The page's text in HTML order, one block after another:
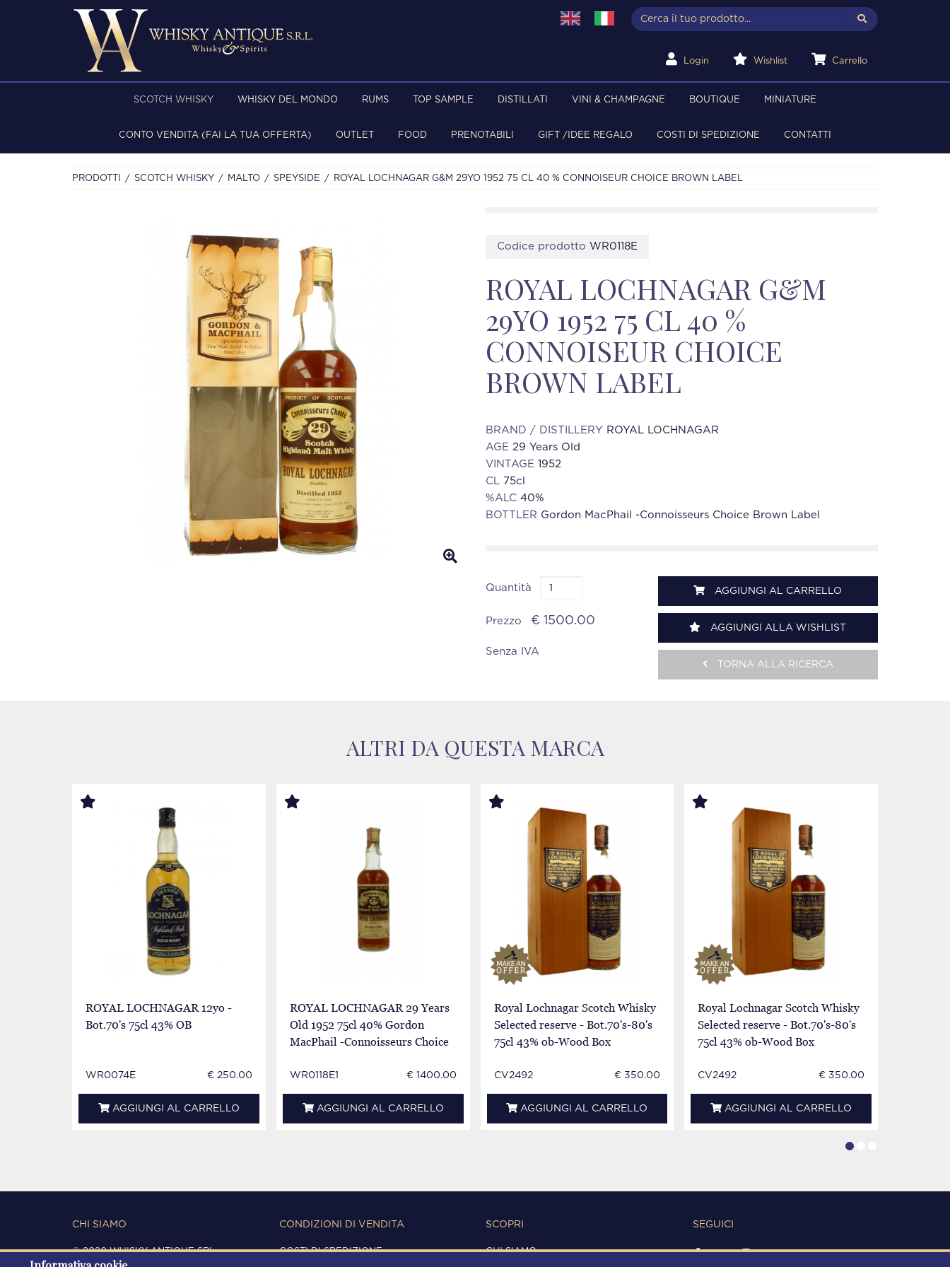
Login Wishlist Carrello
SCOTCH WHISKY WHISKY DEL MONDO RUMS TOP SAMPLE DISTILLATI VINI & CHAMPAGNE BOUTIQUE MINIATURE
CONTO VENDITA (FAI LA TUA OFFERTA) OUTLET FOOD PRENOTABILI GIFT /IDEE REGALO COSTI DI SPEDIZIONE CONTATTI
PRODOTTI SCOTCH WHISKY MALTO SPEYSIDE ROYAL LOCHNAGAR G&M 29YO 1952 75 CL 40 % CONNOISEUR CHOICE BROWN LABEL
Codice prodotto WR0118E
ROYAL LOCHNAGAR G&M
29YO 1952 75 CL 40 %
CONNOISEUR CHOICE
BROWN LABEL
BRAND / DISTILLERY ROYAL LOCHNAGAR
AGE 29 Years Old
VINTAGE 1952
CL 75cl
%ALC 40%
BOTTLER Gordon MacPhail -Connoisseurs Choice Brown Label
Quantità
Prezzo € 1500.00
Senza IVA
AGGIUNGI AL CARRELLO
AGGIUNGI ALLA WISHLIST
TORNA ALLA RICERCA
ALTRI DA QUESTA MARCA
ROYAL LOCHNAGAR 12yo -
Bot.70's 75cl 43% OB
WR0074E € 250.00
AGGIUNGI AL CARRELLO
ROYAL LOCHNAGAR 29 Years
Old 1952 75cl 40% Gordon
MacPhail -Connoisseurs Choice
WR0118E1 € 1400.00
AGGIUNGI AL CARRELLO
Royal Lochnagar Scotch Whisky
Selected reserve - Bot.70's-80's
75cl 43% ob-Wood Box
CV2492 € 350.00
AGGIUNGI AL CARRELLO
Royal Lochnagar Scotch Whisky
Selected reserve - Bot.70's-80's
75cl 43% ob-Wood Box
CV2492 € 350.00
AGGIUNGI AL CARRELLO
CHI SIAMO
© 2020 WHISKY ANTIQUE SRL
CONDIZIONI DI VENDITA
COSTI DI SPEDIZIONE
SCOPRI
CHI SIAMO
SEGUICI